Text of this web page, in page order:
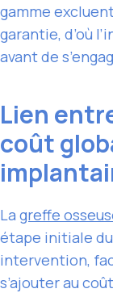
gamme
garantie, d’où
avant de
Lien
coût
La greffe
étape initiale du
intervention,
s’ajouter au